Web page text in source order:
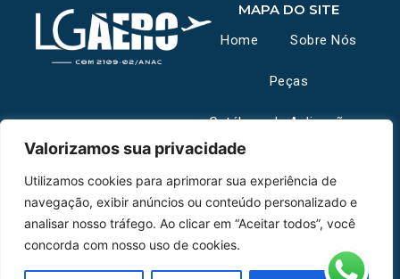
Valorizamos sua privacidade
Utilizamos cookies para aprimorar sua experiência de
navegação, exibir anúncios ou conteúdo personalizado e
analisar nosso tráfego. Ao clicar em “Aceitar todos”, você
concorda com nosso uso de cookies.
MAPA DO SITE
Home Sobre Nós
Peças
Catálogo de Aplicações
Contato
REDES SOCIAIS
CERTIFICADO DE
HOMOLOGAÇÃO